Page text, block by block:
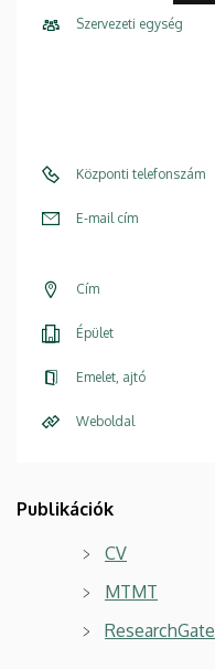
Szervezeti egység
Központi telefonszám
E-mail cím
Cím
Épület
Emelet, ajtó
Weboldal
Publikációk
CV
MTMT
ResearchGate